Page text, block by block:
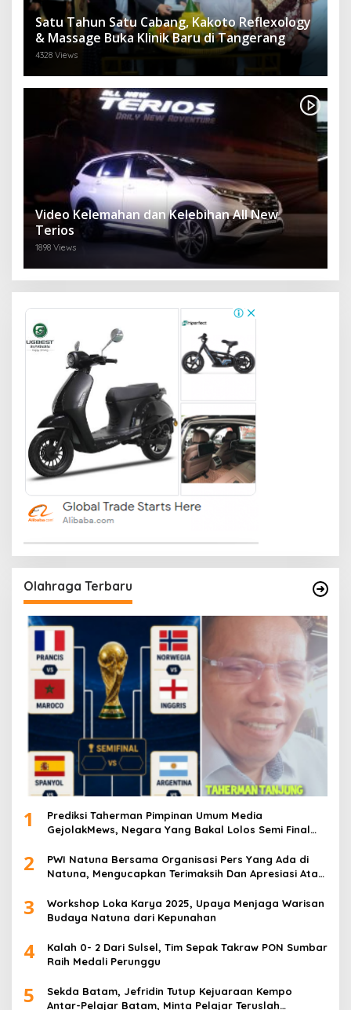
Satu Tahun Satu Cabang, Kakoto Reflexology
& Massage Buka Klinik Baru di Tangerang
4328 Views
Video Kelemahan dan Kelebihan All New
Terios
1898 Views
Olahraga Terbaru
1
Prediksi Taherman Pimpinan Umum Media
GejolakMews, Negara Yang Bakal Lolos Semi Final
2
PWI Natuna Bersama Organisasi Pers Yang Ada di
Natuna, Mengucapkan Terimaksih Dan Apresiasi Atas
dan Insan Pers
3
Workshop Loka Karya 2025, Upaya Menjaga Warisan
Budaya Natuna dari Kepunahan
4
Kalah 0- 2 Dari Sulsel, Tim Sepak Takraw PON Sumbar
Raih Medali Perunggu
5
Sekda Batam, Jefridin Tutup Kejuaraan Kempo
Antar-Pelajar Batam, Minta Pelajar Teruslah